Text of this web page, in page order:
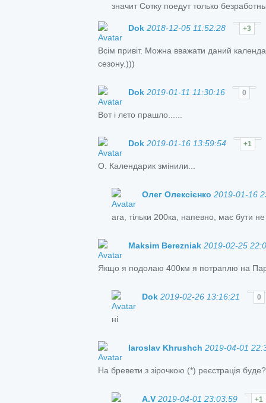
значит Сотку поедут только
Dok 2018-12-05 11:52:28 +3
Всім привіт. Можна вважати даний
сезону.)))
Dok 2019-01-11 11:30:16 0
Вот і лєто прашло......
Dok 2019-01-16 13:59:54 +1
О. Календарик змінили...
Олег Олексієнко 2019-01-16
ага, тільки 200ка, напевно, має бути
Maksim Berezniak 2019-02-25
Якщо я подолаю 400км я потраплю на
Dok 2019-02-26 13:16:21 0
ні
Iaroslav Khrushch 2019-04-01
На бревети з зірочкою (*) реєстрація буде?
A.V 2019-04-01 23:03:59 +1